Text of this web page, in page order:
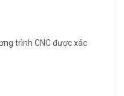
trình CNC được xác